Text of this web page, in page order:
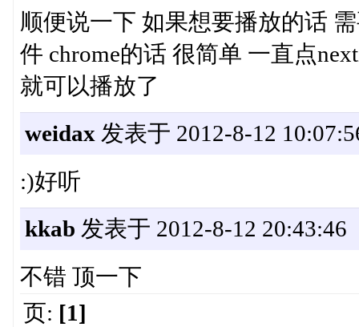
顺便说一下 如果想要播放的话
件 chrome的话 很简单 一直点
就可以播放了
weidax 发表于 2012-8-12
:)好听
kkab 发表于 2012-8-12 20:43:46
不错 顶一下
页: [1]